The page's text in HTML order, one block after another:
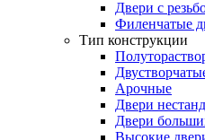
Двери с
Филенчатые
Тип конструкции
Арочные
Двери
Двери